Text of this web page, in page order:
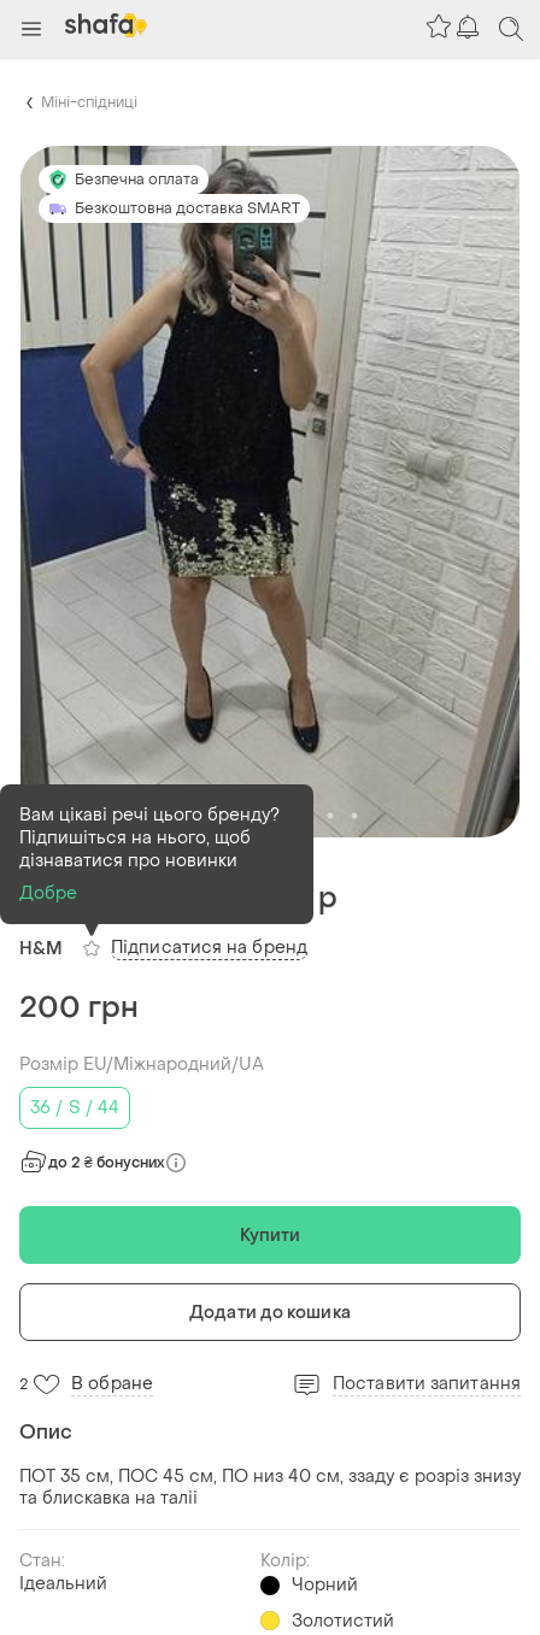
Міні-спідниці
Безпечна оплата
Безкоштовна доставка SMART
В наявності1 шт
Спідниця від h&m 8 p
H&M
Вам цікаві речі цього бренду?
Підпишіться на нього, щоб
дізнаватися про новинки
Добре
Підписатися на бренд
200 грн
Розмір EU/Міжнародний/UA
36 / S / 44
до 2 ₴ бонусних
Купити
Додати до кошика
2 В обране Поставити запитання
Опис
ПОТ 35 см, ПОС 45 см, ПО низ 40 см, ззаду є розріз знизу
та блискавка на таліі
Стан:
Ідеальний
Колір:
Чорний
Золотистий